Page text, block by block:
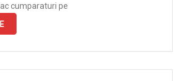
cumparaturi pe